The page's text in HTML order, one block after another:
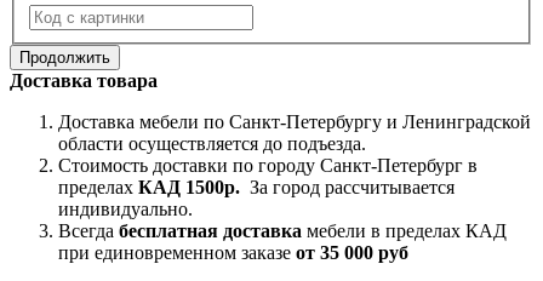
Продолжить
Доставка товара
Доставка мебели по Санкт-Петербургу и Ленинградской
области осуществляется до подъезда.
Стоимость доставки по городу Санкт-Петербург в
пределах КАД 1500р. За город рассчитывается
индивидуально.
Всегда бесплатная доставка мебели в пределах КАД
при единовременном заказе от 35 000 руб